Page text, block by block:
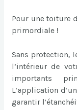
Pour une toiture
primordiale !
Sans protection,
l’intérieur de
importants
L’application
garantir